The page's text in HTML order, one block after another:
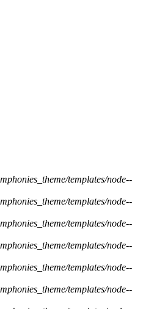
templates/node--
templates/node--
templates/node--
templates/node--
templates/node--
templates/node--